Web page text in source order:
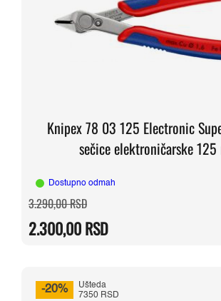
Knipex 78 03 125 Electronic
sečice elektroničarske 125
Dostupno odmah
3.290,00RSDOriginalna
cena
bila:
3.290,00 RSD.
2.300,00RSD
Trenutna
cena
2.300,00 RSD.
-20%
Ušteda
7350 RSD